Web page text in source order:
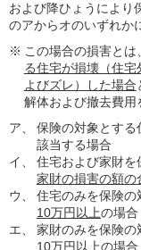
および降ひょうにより
のアからオのいずれか
※ この場合の損害と
る住宅が損壊（住
よびズレ）した場合
解体および撤去費用
ア、
保険の対象とする
該当する場合
イ、
住宅および家財を
家財の損害の額の
ウ、
住宅のみを保険の
10万円以上の場合
エ、
家財のみを保険の
10万円以上の場合